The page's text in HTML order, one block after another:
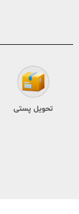
تحویل پستی